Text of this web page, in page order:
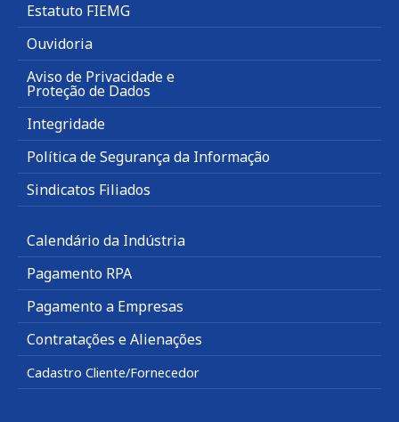
Estatuto FIEMG
Ouvidoria
Aviso de Privacidade e
Proteção de Dados
Integridade
Política de Segurança da Informação
Sindicatos Filiados
Calendário da Indústria
Pagamento RPA
Pagamento a Empresas
Contratações e Alienações
Cadastro Cliente/Fornecedor